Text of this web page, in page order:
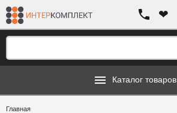
❤
Каталог товаров
Главная